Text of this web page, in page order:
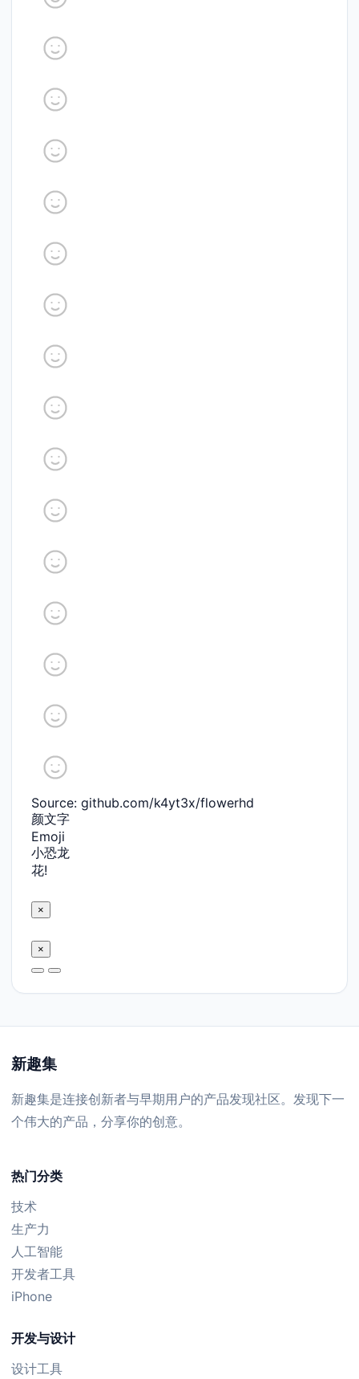
Source: github.com/k4yt3x/flowerhd
颜文字
Emoji
小恐龙
花!
×
×
新趣集
新趣集是连接创新者与早期用户的产品发现社区。发现下一
个伟大的产品，分享你的创意。
热门分类
技术
生产力
人工智能
开发者工具
iPhone
开发与设计
设计工具